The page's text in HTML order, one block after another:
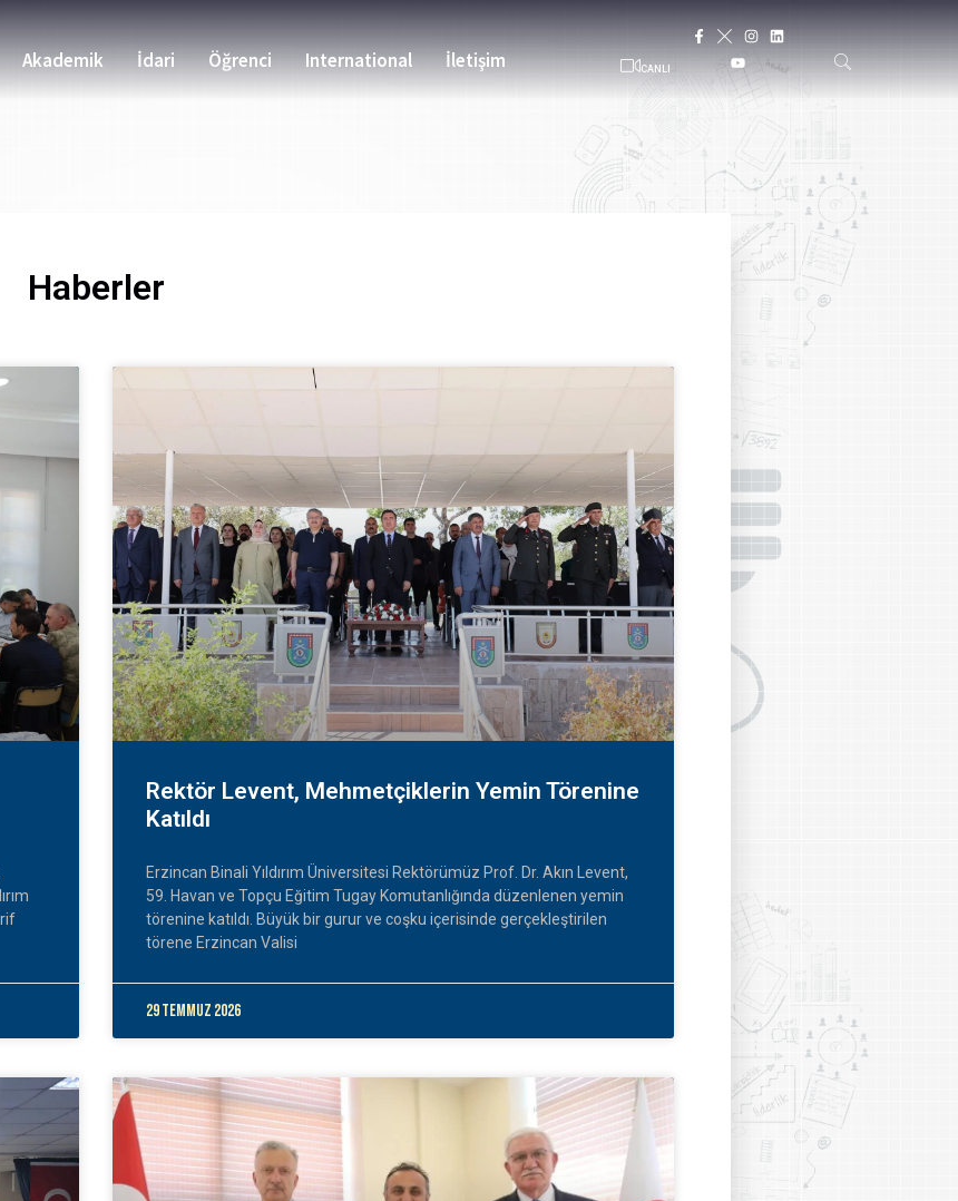
Akademik İdari Öğrenci International İletişim CANLI
Haberler
Rektör Levent, Mehmetçiklerin Yemin Törenine
Katıldı
Erzincan Binali Yıldırım Üniversitesi Rektörümüz Prof. Dr. Akın Levent,
59. Havan ve Topçu Eğitim Tugay Komutanlığında düzenlenen yemin
törenine katıldı. Büyük bir gurur ve coşku içerisinde gerçekleştirilen
törene Erzincan Valisi
29 Temmuz 2026